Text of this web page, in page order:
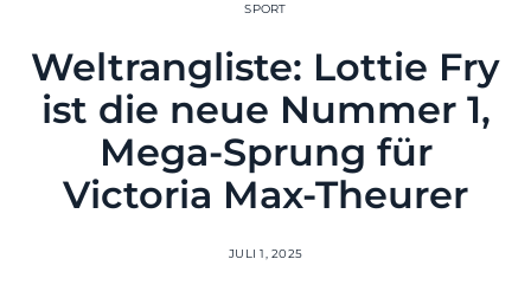
SPORT
Weltrangliste: Lottie Fry
ist die neue Nummer 1,
Mega-Sprung für
Victoria Max-Theurer
JULI 1, 2025